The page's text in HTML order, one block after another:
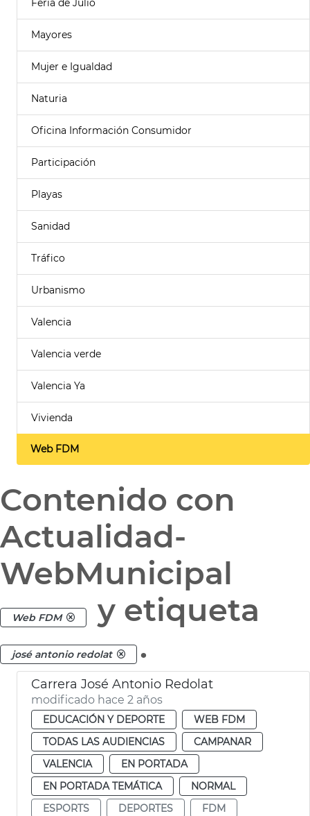
Mayores
Mujer e Igualdad
Naturia
Oficina Información Consumidor
Participación
Playas
Sanidad
Tráfico
Urbanismo
Valencia
Valencia verde
Valencia Ya
Vivienda
Web FDM
Contenido con
Actualidad-
WebMunicipal
Web FDM y etiqueta
josé antonio redolat .
Carrera José Antonio Redolat
modificado hace 2 años
EDUCACIÓN Y DEPORTE
WEB FDM
TODAS LAS AUDIENCIAS
CAMPANAR
VALENCIA
EN PORTADA
EN PORTADA TEMÁTICA
NORMAL
ESPORTS
DEPORTES
FDM